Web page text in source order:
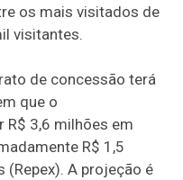
os mais visitados de
visitantes.
de concessão terá
que o
R$ 3,6 milhões em
R$ 1,5
A projeção é